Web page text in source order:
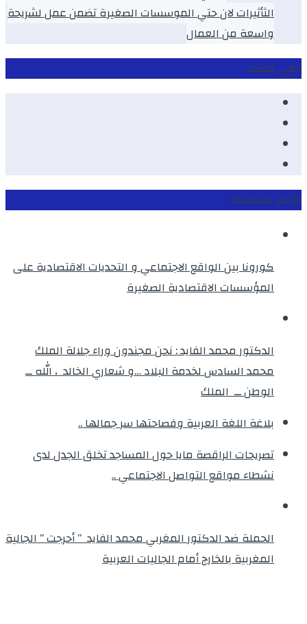
الثأثيرات لان حتي الموسسات الصغيرة تضمن عمل لشريحة
واسعة من العمال
ابقى متصلا
الأكثر مشاهدة
كورونا بين الواقع الاجتماعي و التحديات الاقتصادية على
المؤسسات الاقتصادية الصغيرة
الدكتور محمد الفايد : نحن مجندون وراء جلالة الملك
محمد السادس لخدمة البلاد …و شعاري الخالد ، الله ــ
الوطن ــ الملك
بلاغة اللغة العربية وفصاحتها سر جمالها ..
تصريحات الراقصة مايا حول المساجد تخلق الجدل لدى
نشطاء مواقع التواصل الاجتماعي ..
الحملة ضد الدكتور المغربي محمد الفايد ” أحرجت ” الجالية
المغربية بالخارج أمام الجاليات العربية